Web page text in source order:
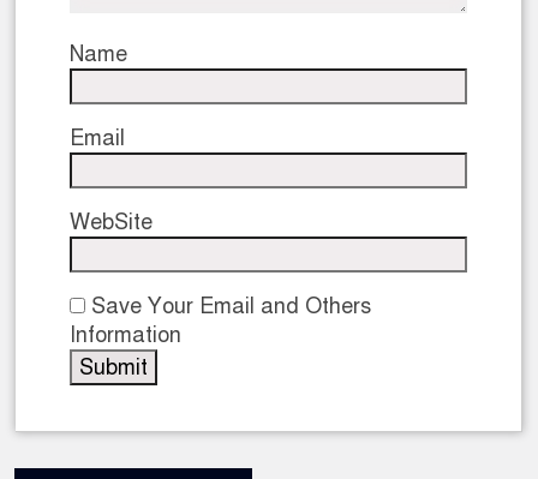
Name
Email
WebSite
Save Your Email and Others
Information